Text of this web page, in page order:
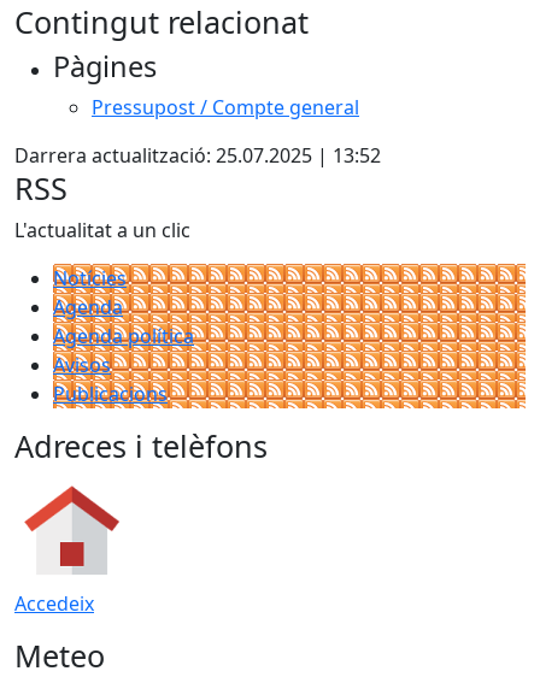
Contingut relacionat
Pàgines
Pressupost / Compte general
Darrera actualització: 25.07.2025 | 13:52
RSS
L'actualitat a un clic
Notícies
Agenda
Agenda política
Avisos
Publicacions
Adreces i telèfons
Accedeix
Meteo